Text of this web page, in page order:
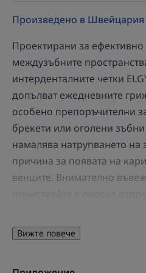
Произведено в Швейцария
Проектирани за ефективно
междузъбните
интерденталните четки
допълват ежедневните
особено препоръчителни
брекети или оголени
намалява натрупването на
причина за появата на
венците. Внимателно
зъбите, за да се улесни
както и да бъдат видими
Вижте повече